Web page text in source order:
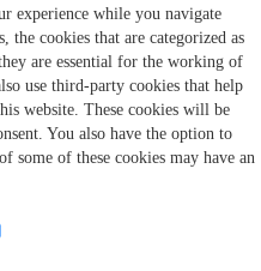
experience while you navigate
the cookies that are categorized as
are essential for the working of
use third-party cookies that help
website. These cookies will be
You also have the option to
some of these cookies may have an